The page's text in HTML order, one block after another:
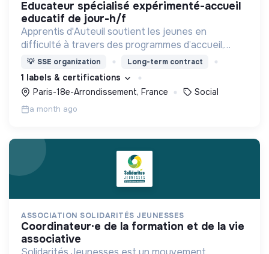
educateur spécialisé expérimenté-accueil
educatif de jour-h/f
Apprentis d'Auteuil soutient les jeunes en
difficulté à travers des programmes d’accueil,
d’éducation, de formation et d’insertion pour leur
permettre de devenir des hommes et des femmes
debout.
💡 SSE organization Long-term contract
1 labels & certifications
Paris-18e-Arrondissement, France
Social
a month ago
ASSOCIATION SOLIDARITÉS JEUNESSES
coordinateur·e de la formation et de la vie
associative